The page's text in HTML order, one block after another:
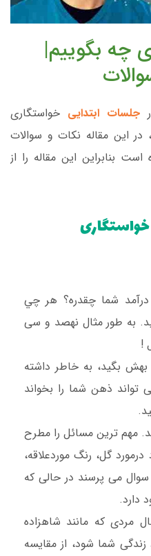
چه بگوییم|
جلسات ابتدایی خواستگاری
این مقاله نکات و سوالات
بنابراین این مقاله را از
شما چقدره؟ هر چي
به طور مثال نهصد و سی
!
بگيد، به خاطر داشته
ذهن شما را بخواند
مهم ترین مسائل را مطرح
درمورد گل، رنگ موردعلاقه،
می پرسند در حالی که
دارد.
مردی که مانند شاهزاده
شما شود، از مقایسه